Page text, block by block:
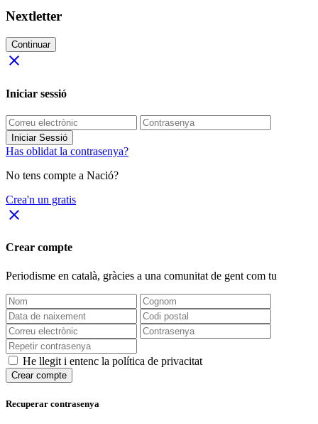
Nextletter
Continuar
close
Iniciar sessió
Iniciar Sessió
Has oblidat la contrasenya?
No tens compte a Nació?
Crea'n un gratis
close
Crear compte
Periodisme en català, gràcies a una comunitat de gent com tu
He llegit i entenc la política de privacitat
Crear compte
Recuperar contrasenya